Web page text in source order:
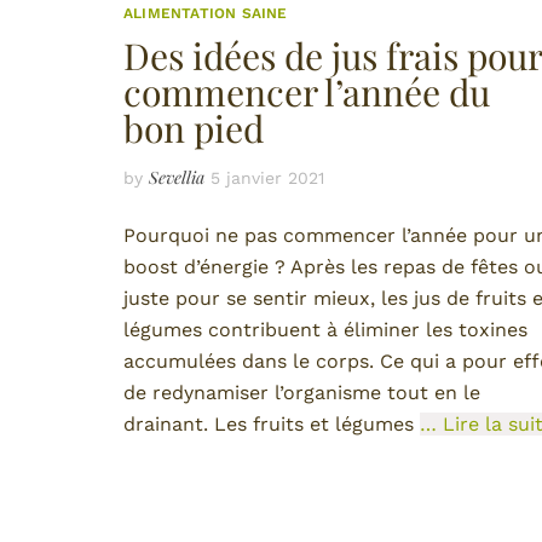
ALIMENTATION SAINE
Des idées de jus frais pour
commencer l’année du
bon pied
by Sevellia 5 janvier 2021
Pourquoi ne pas commencer l’année pour
boost d’énergie ? Après les repas de fêtes
juste pour se sentir mieux, les jus de fruits
légumes contribuent à éliminer les toxines
accumulées dans le corps. Ce qui a pour
de redynamiser l’organisme tout en le
drainant. Les fruits et légumes … Lire la